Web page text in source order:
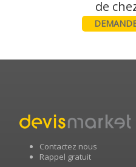
Contactez nous
Rappel gratuit